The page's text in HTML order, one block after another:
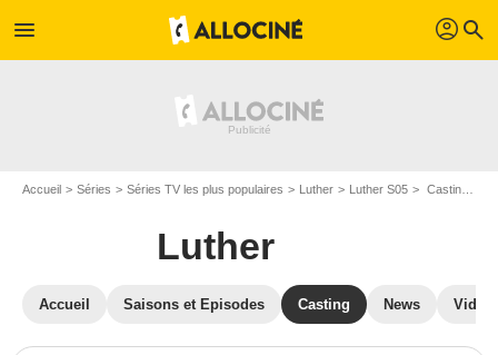
menu profil search
Accueil Séries Séries TV les plus populaires Luther Luther S05 Casting Luther S05
Luther
Accueil Saisons et Episodes Casting News